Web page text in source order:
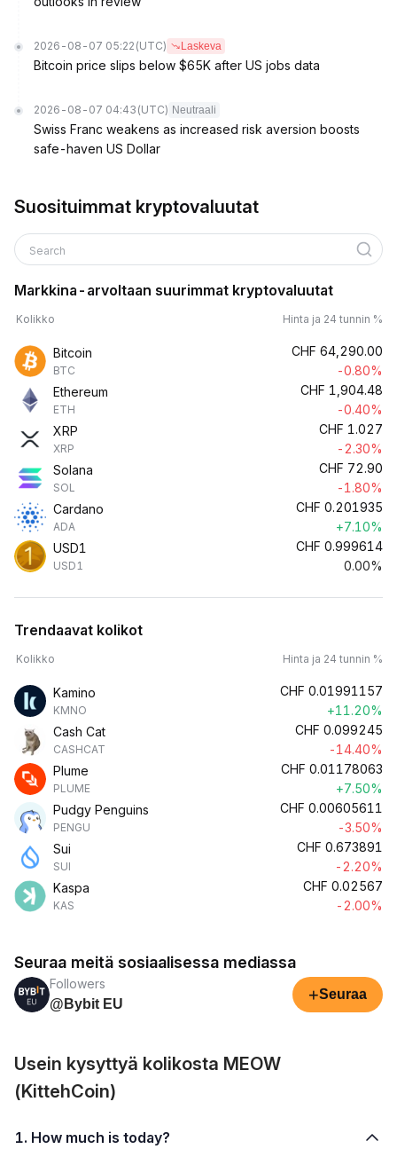
2026-08-07 05:22 (UTC) Laskeva
Bitcoin price slips below $65K after US jobs data
2026-08-07 04:43 (UTC) Neutraali
Swiss Franc weakens as increased risk aversion boosts
safe-haven US Dollar
Suosituimmat kryptovaluutat
Search
Markkina-arvoltaan suurimmat kryptovaluutat
Kolikko Hinta ja 24 tunnin %
Bitcoin
BTC
CHF 64,290.00
-0.80%
Ethereum
ETH
CHF 1,904.48
-0.40%
XRP
XRP
CHF 1.027
-2.30%
Solana
SOL
CHF 72.90
-1.80%
Cardano
ADA
CHF 0.201935
+7.10%
USD1
USD1
CHF 0.999614
0.00%
Trendaavat kolikot
Kolikko Hinta ja 24 tunnin %
Kamino
KMNO
CHF 0.01991157
+11.20%
Cash Cat
CASHCAT
CHF 0.099245
-14.40%
Plume
PLUME
CHF 0.01178063
+7.50%
Pudgy Penguins
PENGU
CHF 0.00605611
-3.50%
Sui
SUI
CHF 0.673891
-2.20%
Kaspa
KAS
CHF 0.02567
-2.00%
Seuraa meitä sosiaalisessa mediassa
Followers
@Bybit EU
+Seuraa
Usein kysyttyä kolikosta MEOW
(KittehCoin)
1. How much is today?